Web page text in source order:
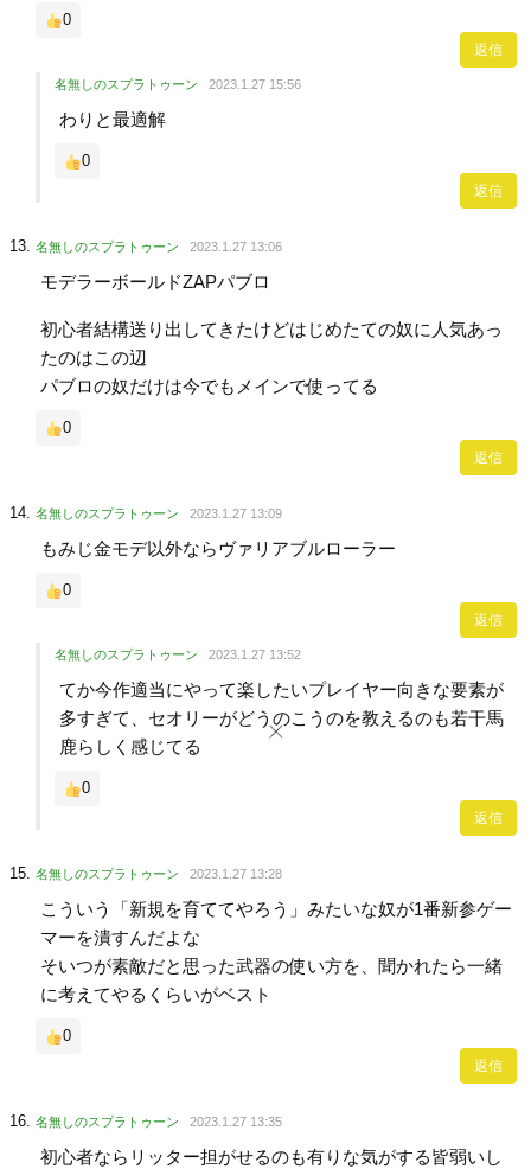
0
返信
名無しのスプラトゥーン 2023.1.27 15:56
わりと最適解
0
返信
名無しのスプラトゥーン 2023.1.27 13:06
モデラーボールドZAPパブロ
初心者結構送り出してきたけどはじめたての奴に人気あっ
たのはこの辺
パブロの奴だけは今でもメインで使ってる
0
返信
名無しのスプラトゥーン 2023.1.27 13:09
もみじ金モデ以外ならヴァリアブルローラー
0
返信
名無しのスプラトゥーン 2023.1.27 13:52
てか今作適当にやって楽したいプレイヤー向きな要素が
多すぎて、セオリーがどうのこうのを教えるのも若干馬
鹿らしく感じてる
0
返信
名無しのスプラトゥーン 2023.1.27 13:28
こういう「新規を育ててやろう」みたいな奴が1番新参ゲー
マーを潰すんだよな
そいつが素敵だと思った武器の使い方を、聞かれたら一緒
に考えてやるくらいがベスト
0
返信
名無しのスプラトゥーン 2023.1.27 13:35
初心者ならリッター担がせるのも有りな気がする皆弱いし